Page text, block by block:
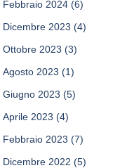
Febbraio 2024 (6)
Dicembre 2023 (4)
Ottobre 2023 (3)
Agosto 2023 (1)
Giugno 2023 (5)
Aprile 2023 (4)
Febbraio 2023 (7)
Dicembre 2022 (5)